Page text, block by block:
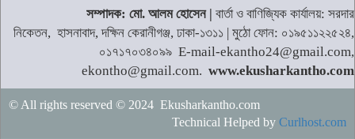
সম্পাদক: মো. আলম হোসেন | বার্তা ও বাণিজ্যিক কার্যালয়: সরদার
নিকেতন, হাসনাবাদ, দক্ষিন কেরানীগঞ্জ, ঢাকা-১৩১১ | মুঠো ফোন: ০১৯৫১১২২৫২৪,
০১৭১৭০৩৪০৯৯ E-mail-ekantho24@gmail.com,
ekontho@gmail.com. www.ekusharkantho.com
© All rights reserved © 2024 Ekusharkantho.com
Technical Helped by Curlhost.com